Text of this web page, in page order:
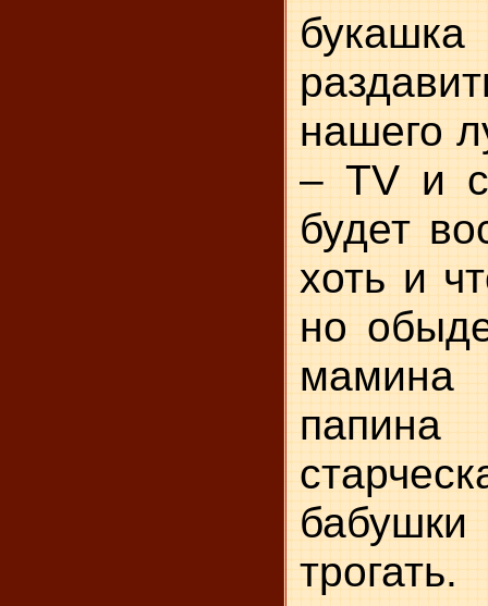
нашего
– TV и
будет
хоть и
но
мамина
трогать.